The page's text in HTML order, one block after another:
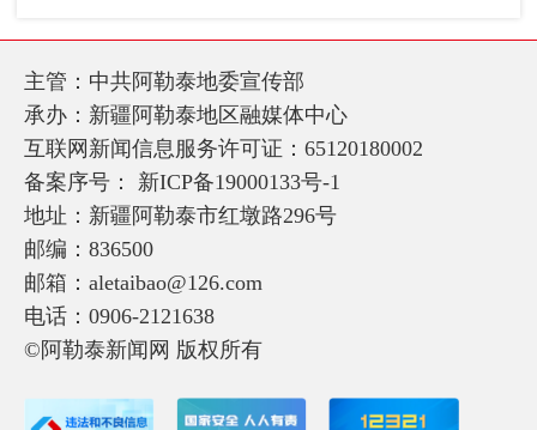
主管：中共阿勒泰地委宣传部
承办：新疆阿勒泰地区融媒体中心
互联网新闻信息服务许可证：65120180002
备案序号： 新ICP备19000133号-1
地址：新疆阿勒泰市红墩路296号
邮编：836500
邮箱：aletaibao@126.com
电话：0906-2121638
©阿勒泰新闻网 版权所有